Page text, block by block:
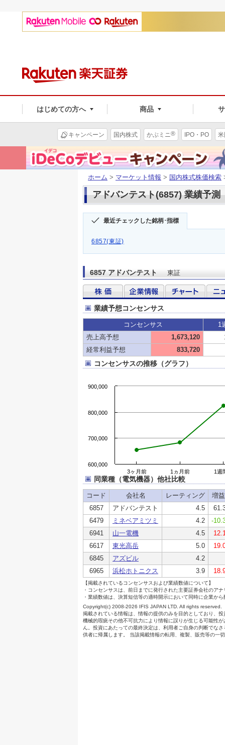
はじめての方へ 商品
キャンペーン 国内株式 かぶミニ® IPO・PO
ホーム > マーケット情報 > 国内株式株価検索
アドバンテスト(6857) 業績予測
最近チェックした銘柄･指標
6857(東証)
6857 アドバンテスト 東証